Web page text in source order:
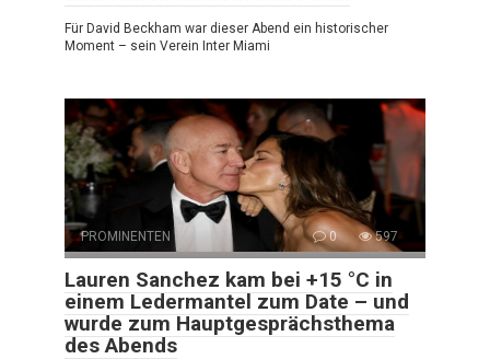
Für David Beckham war dieser Abend ein historischer
Moment – sein Verein Inter Miami
PROMINENTEN 0 597
Lauren Sanchez kam bei +15 °C in
einem Ledermantel zum Date – und
wurde zum Hauptgesprächsthema
des Abends